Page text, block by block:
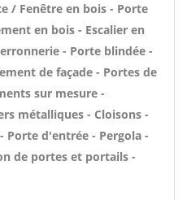
/ Fenêtre en bois - Porte
en bois - Escalier en
- Porte blindée -
de façade - Portes de
sur mesure -
métalliques - Cloisons -
Porte d'entrée - Pergola -
de portes et portails -